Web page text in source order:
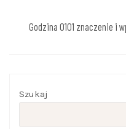
Godzina 0101 znaczenie i
Szukaj